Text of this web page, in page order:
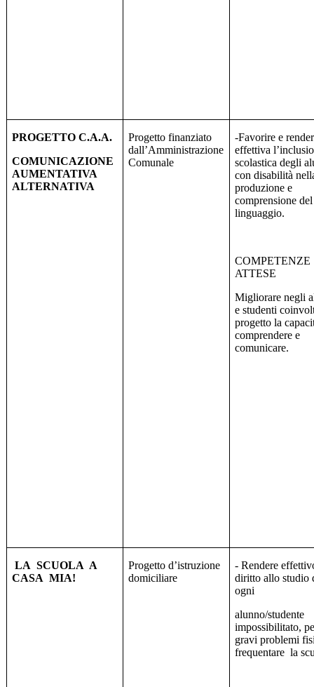
PROGETTO C.A.A.
COMUNICAZIONE
AUMENTATIVA
ALTERNATIVA
Progetto finanziato
dall’Amministrazione
Comunale
-Favorire e
effettiva
scolastica degli
con disabilità
produzione e
comprensione del
linguaggio.
COMPETENZE
ATTESE
Migliorare negli
e studenti
progetto la
comprendere e
comunicare.
LA SCUOLA A
CASA MIA!
Progetto d’istruzione
domiciliare
- Rendere
diritto allo studio
ogni
alunno/studente
impossibilitato,
gravi problemi
frequentare la